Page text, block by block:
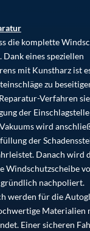
die komplette
eines speziellen
mit Kunstharz ist
zu
Verfahren
der
wird
der
Danach wird
Windschutzscheibe
nachpoliert.
werden für die
Materialien
Einer sicheren